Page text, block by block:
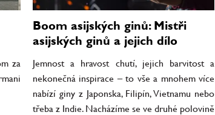
za
Boom asijských ginů: Mistři
asijských ginů a jejich dílo
Jemnost a hravost chutí, jejich barvitost a
nekonečná inspirace – to vše a mnohem více
nabízí giny z Japonska, Filipín, Vietnamu nebo
třeba z Indie. Nacházíme se ve druhé polovině